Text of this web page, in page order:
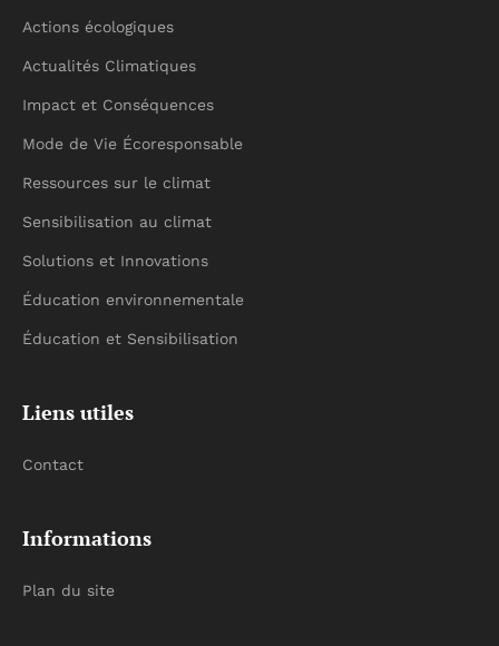
Actions écologiques
Actualités Climatiques
Impact et Conséquences
Mode de Vie Écoresponsable
Ressources sur le climat
Sensibilisation au climat
Solutions et Innovations
Éducation environnementale
Éducation et Sensibilisation
Liens utiles
Contact
Informations
Plan du site